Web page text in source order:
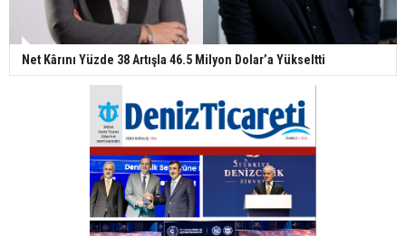
Net Kârını Yüzde 38 Artışla 46.5 Milyon Dolar’a Yükseltti